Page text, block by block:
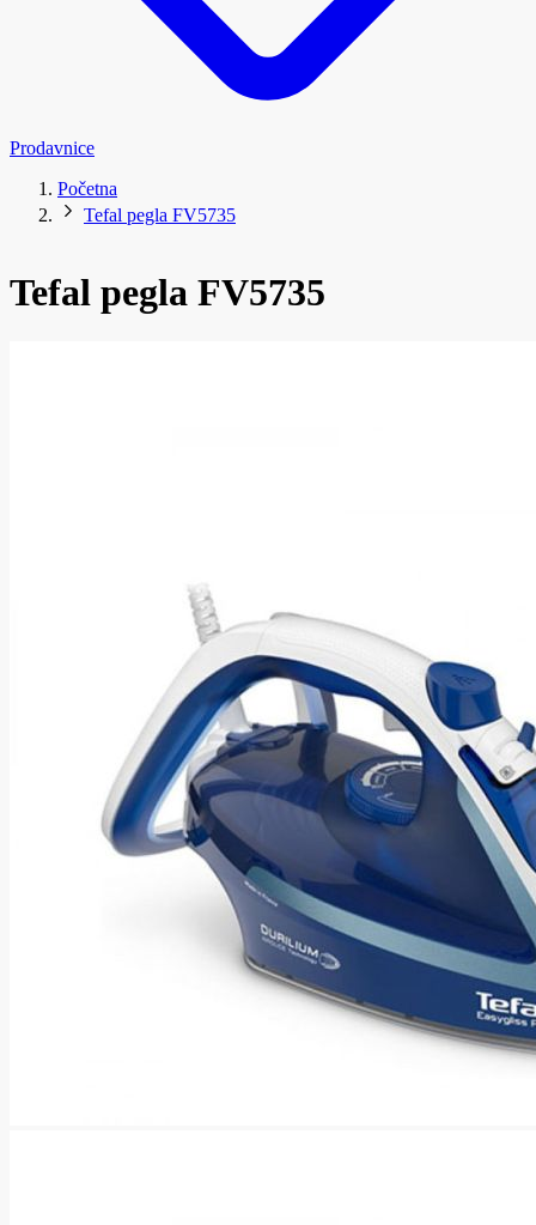
Prodavnice
Početna
Tefal pegla FV5735
Tefal pegla FV5735